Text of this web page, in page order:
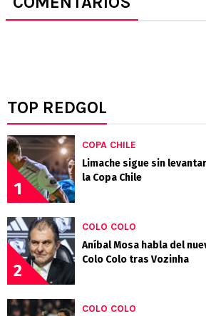
TOP REDGOL
1
COPA CHILE
Limache sigue sin
la Copa Chile
2
COLO COLO
Aníbal Mosa habla del
Colo Colo tras Vozinha
COLO COLO